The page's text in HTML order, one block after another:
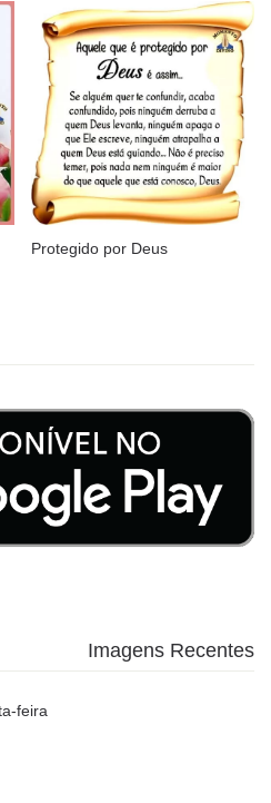
Protegido por Deus
Imagens Recentes
feira